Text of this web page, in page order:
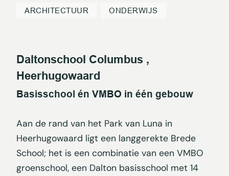
ARCHITECTUUR ONDERWIJS
Daltonschool Columbus ,
Heerhugowaard
Basisschool én VMBO in één gebouw
Aan de rand van het Park van Luna in
Heerhugowaard ligt een langgerekte Brede
School; het is een combinatie van een VMBO
groenschool, een Dalton basisschool met 14